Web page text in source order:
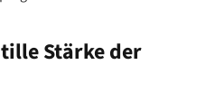
Stärke der